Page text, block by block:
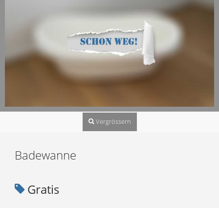
Vergrössern
Badewanne
Gratis